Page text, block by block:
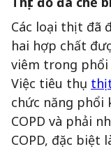
Các loại thịt đã
hai hợp chất
viêm trong phổi
Việc tiêu thụ
chức năng phổi
COPD và phải
COPD, đặc biệt